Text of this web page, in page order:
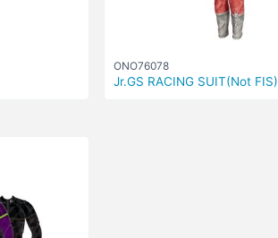
ONO76078
Jr.GS RACING SUIT(Not FIS)